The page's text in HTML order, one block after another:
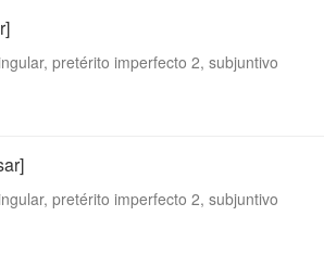
pretérito imperfecto 2, subjuntivo
pretérito imperfecto 2, subjuntivo